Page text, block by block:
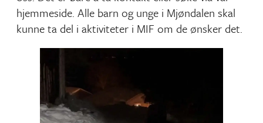
hjemmeside. Alle barn og unge i Mjøndalen skal
kunne ta del i aktiviteter i MIF om de ønsker det.